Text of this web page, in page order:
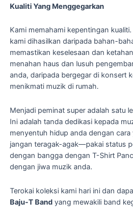
Kualiti Yang Menggegarkan
Kami memahami kepentingan
kami dihasilkan daripada bahan-
memastikan keselesaan dan
menahan haus dan lusuh
anda, daripada bergegar di konsert
menikmati muzik di rumah.
Menjadi peminat super adalah satu
Ini adalah tanda dedikasi kepada
menyentuh hidup anda dengan
jangan teragak-agak—pakai status
dengan bangga dengan T-Shirt
dengan jiwa muzik anda.
Terokai koleksi kami hari ini dan
Baju-T Band yang mewakili band